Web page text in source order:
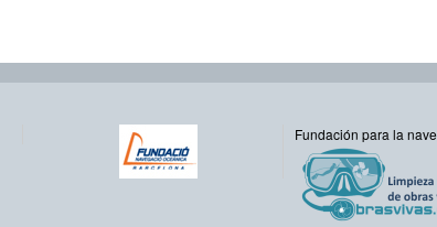
Fundación para la